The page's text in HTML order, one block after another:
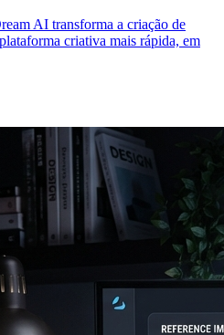
AI transforma a criação de
criativa mais rápida, em